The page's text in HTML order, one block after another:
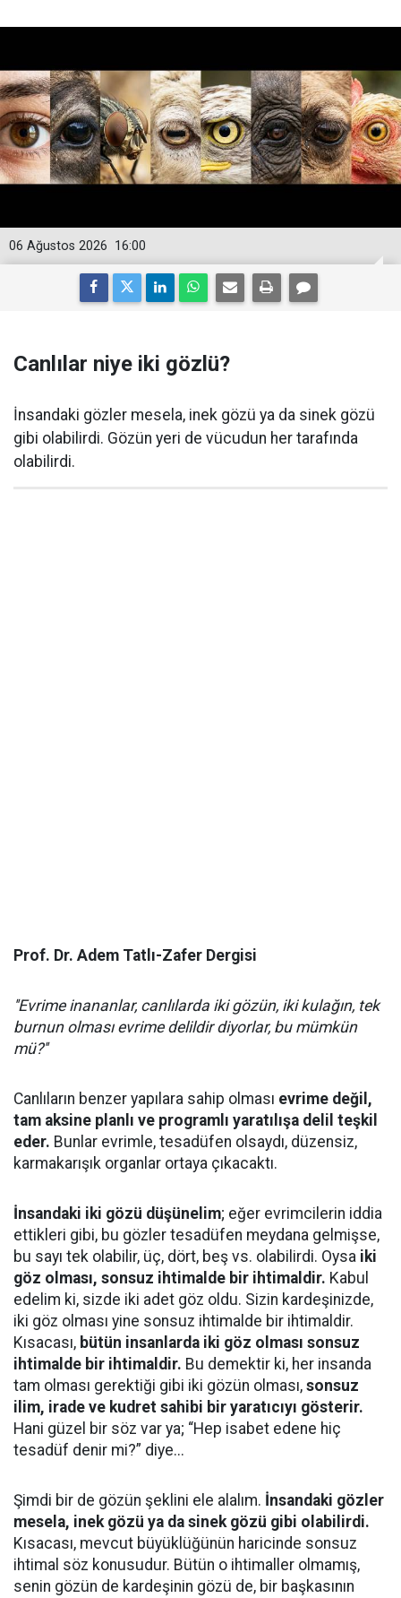
16:00
06 Ağustos 2026
Canlılar niye iki gözlü?
İnsandaki gözler mesela, inek gözü ya da sinek gözü
gibi olabilirdi. Gözün yeri de vücudun her tarafında
olabilirdi.
Prof. Dr. Adem Tatlı-Zafer Dergisi
''Evrime inananlar, canlılarda iki gözün, iki kulağın, tek
burnun olması evrime delildir diyorlar, bu mümkün
mü?''
Canlıların benzer yapılara sahip olması evrime değil,
tam aksine planlı ve programlı yaratılışa delil teşkil
eder. Bunlar evrimle, tesadüfen olsaydı, düzensiz,
karmakarışık organlar ortaya çıkacaktı.
İnsandaki iki gözü düşünelim; eğer evrimcilerin iddia
ettikleri gibi, bu gözler tesadüfen meydana gelmişse,
bu sayı tek olabilir, üç, dört, beş vs. olabilirdi. Oysa iki
göz olması, sonsuz ihtimalde bir ihtimaldir. Kabul
edelim ki, sizde iki adet göz oldu. Sizin kardeşinizde,
iki göz olması yine sonsuz ihtimalde bir ihtimaldir.
Kısacası, bütün insanlarda iki göz olması sonsuz
ihtimalde bir ihtimaldir. Bu demektir ki, her insanda
tam olması gerektiği gibi iki gözün olması, sonsuz
ilim, irade ve kudret sahibi bir yaratıcıyı gösterir.
Hani güzel bir söz var ya; “Hep isabet edene hiç
tesadüf denir mi?” diye...
Şimdi bir de gözün şeklini ele alalım. İnsandaki gözler
mesela, inek gözü ya da sinek gözü gibi olabilirdi.
Kısacası, mevcut büyüklüğünün haricinde sonsuz
ihtimal söz konusudur. Bütün o ihtimaller olmamış,
senin gözün de kardeşinin gözü de, bir başkasının